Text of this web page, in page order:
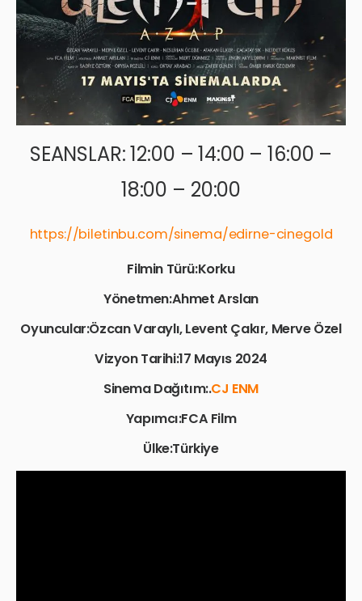
SEANSLAR: 12:00 – 14:00 – 16:00 –
18:00 – 20:00
https://biletinbu.com/sinema/edirne-cinegold
Filmin Türü:Korku
Yönetmen:Ahmet Arslan
Oyuncular:Özcan Varaylı, Levent Çakır, Merve Özel
Vizyon Tarihi:17 Mayıs 2024
Sinema Dağıtım:.CJ ENM
Yapımcı:FCA Film
Ülke:Türkiye